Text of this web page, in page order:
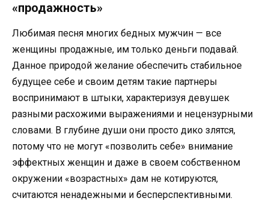
«продажность»
Любимая песня многих бедных мужчин — все
женщины продажные, им только деньги подавай.
Данное природой желание обеспечить стабильное
будущее себе и своим детям такие партнеры
воспринимают в штыки, характеризуя девушек
разными расхожими выражениями и нецензурными
словами. В глубине души они просто дико злятся,
потому что не могут «позволить себе» внимание
эффектных женщин и даже в своем собственном
окружении «возрастных» дам не котируются,
считаются ненадежными и бесперспективными.